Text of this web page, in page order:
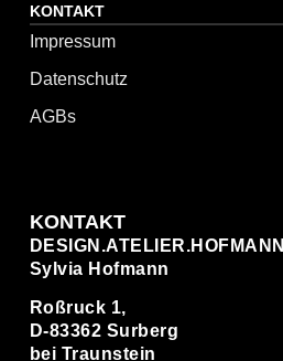
KONTAKT
Impressum
Datenschutz
AGBs
KONTAKT
DESIGN.ATELIER.HOFMANN
Sylvia Hofmann
Roßruck 1,
D-83362 Surberg
bei Traunstein